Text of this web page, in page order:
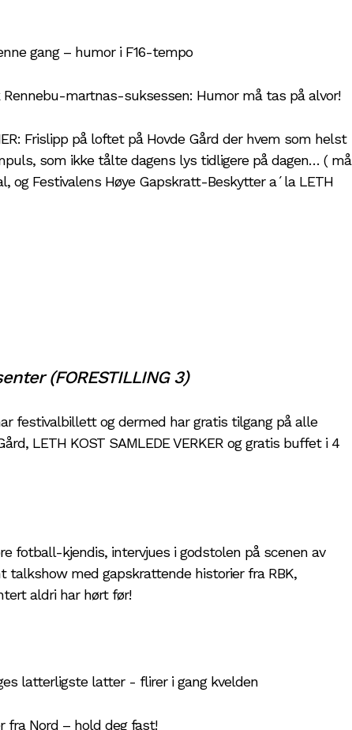
gang – humor i F16-tempo
martnas-suksessen: Humor må tas på alvor!
Frislipp på loftet på Hovde Gård der hvem som helst
som ikke tålte dagens lys tidligere på dagen… ( må
og Festivalens Høye Gapskratt-Beskytter a´la LETH
(FORESTILLING 3)
festivalbillett og dermed har gratis tilgang på alle
LETH KOST SAMLEDE VERKER og gratis buffet i 4
fotball-kjendis, intervjues i godstolen på scenen av
talkshow med gapskrattende historier fra RBK,
aldri har hørt før!
latterligste latter - flirer i gang kvelden
Nord – hold deg fast!